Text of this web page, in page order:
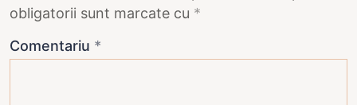
obligatorii sunt marcate cu *
Comentariu *